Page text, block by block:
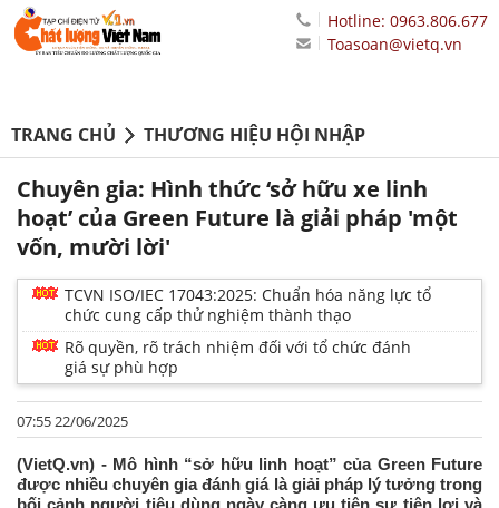
Hotline: 0963.806.677
Toasoan@vietq.vn
TRANG CHỦ THƯƠNG HIỆU HỘI NHẬP
Chuyên gia: Hình thức ‘sở hữu xe linh
hoạt’ của Green Future là giải pháp 'một
vốn, mười lời'
TCVN ISO/IEC 17043:2025: Chuẩn hóa năng lực tổ
chức cung cấp thử nghiệm thành thạo
Rõ quyền, rõ trách nhiệm đối với tổ chức đánh
giá sự phù hợp
07:55 22/06/2025
(VietQ.vn) - Mô hình “sở hữu linh hoạt” của Green Future
được nhiều chuyên gia đánh giá là giải pháp lý tưởng trong
bối cảnh người tiêu dùng ngày càng ưu tiên sự tiện lợi và